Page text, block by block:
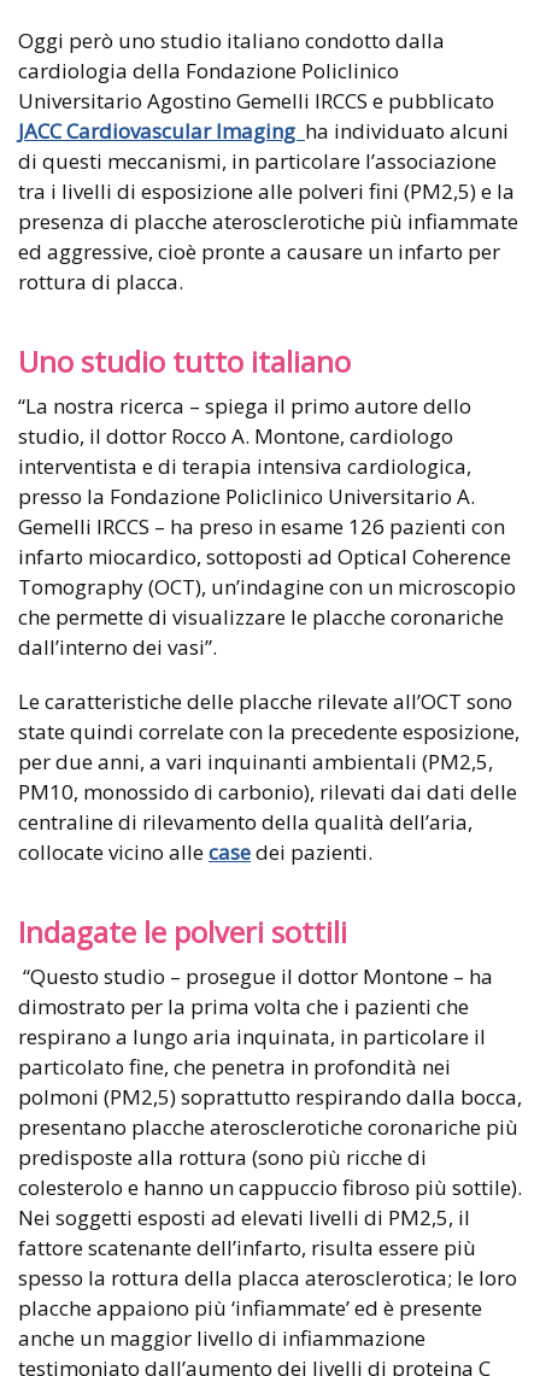
Oggi però uno studio italiano condotto dalla
cardiologia della Fondazione Policlinico
Universitario Agostino Gemelli IRCCS e pubblicato
JACC Cardiovascular Imaging ha individuato alcuni
di questi meccanismi, in particolare l’associazione
tra i livelli di esposizione alle polveri fini (PM2,5) e la
presenza di placche aterosclerotiche più infiammate
ed aggressive, cioè pronte a causare un infarto per
rottura di placca.
Uno studio tutto italiano
“La nostra ricerca – spiega il primo autore dello
studio, il dottor Rocco A. Montone, cardiologo
interventista e di terapia intensiva cardiologica,
presso la Fondazione Policlinico Universitario A.
Gemelli IRCCS – ha preso in esame 126 pazienti con
infarto miocardico, sottoposti ad Optical Coherence
Tomography (OCT), un’indagine con un microscopio
che permette di visualizzare le placche coronariche
dall’interno dei vasi”.
Le caratteristiche delle placche rilevate all’OCT sono
state quindi correlate con la precedente esposizione,
per due anni, a vari inquinanti ambientali (PM2,5,
PM10, monossido di carbonio), rilevati dai dati delle
centraline di rilevamento della qualità dell’aria,
collocate vicino allecasedei pazienti.
Indagate le polveri sottili
“Questo studio – prosegue il dottor Montone – ha
dimostrato per la prima volta che i pazienti che
respirano a lungo aria inquinata, in particolare il
particolato fine, che penetra in profondità nei
polmoni (PM2,5) soprattutto respirando dalla bocca,
presentano placche aterosclerotiche coronariche più
predisposte alla rottura (sono più ricche di
colesterolo e hanno un cappuccio fibroso più sottile).
Nei soggetti esposti ad elevati livelli di PM2,5, il
fattore scatenante dell’infarto, risulta essere più
spesso la rottura della placca aterosclerotica; le loro
placche appaiono più ‘infiammate’ ed è presente
anche un maggior livello di infiammazione
testimoniato dall’aumento dei livelli di proteina C